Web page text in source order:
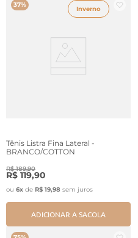
Inverno
37%
Tênis Listra Fina Lateral -
BRANCO/COTTON
R$ 189,90
R$ 119,90
ou 6x de R$ 19,98 sem juros
ADICIONAR A SACOLA